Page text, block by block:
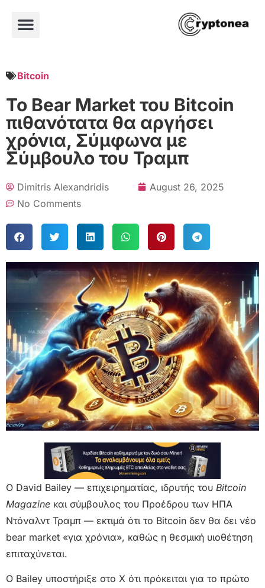
Bitcoin
Το Bear Market του Bitcoin
πιθανότατα θα αργήσει
χρόνια, Σύμφωνα με
Σύμβουλο του Τραμπ
Dimitris Alexandridis
August 26, 2025
No Comments
Ο David Bailey — επιχειρηματίας, ιδρυτής του Bitcoin
Magazine και σύμβουλος του Προέδρου των ΗΠΑ
Ντόναλντ Τραμπ — εκτιμά ότι το Bitcoin δεν θα δει νέo
bear market «για χρόνια», καθώς η θεσμική υιοθέτηση
επιταχύνεται.
Ο Bailey υποστήριξε στο X ότι πρόκειται για το πρώτο